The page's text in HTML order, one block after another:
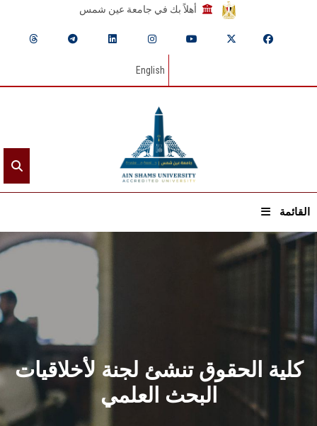
أهلاً بك في جامعة عين شمس
English
القائمة
الرئيسيـة
عن الجامعة
القطاعـات
الشئون الأكاديمية
البحث العلمي
كلية الحقوق تنشئ لجنة لأخلاقيات
البحث العلمي